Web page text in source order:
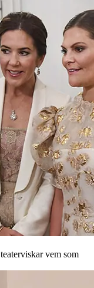
vem som